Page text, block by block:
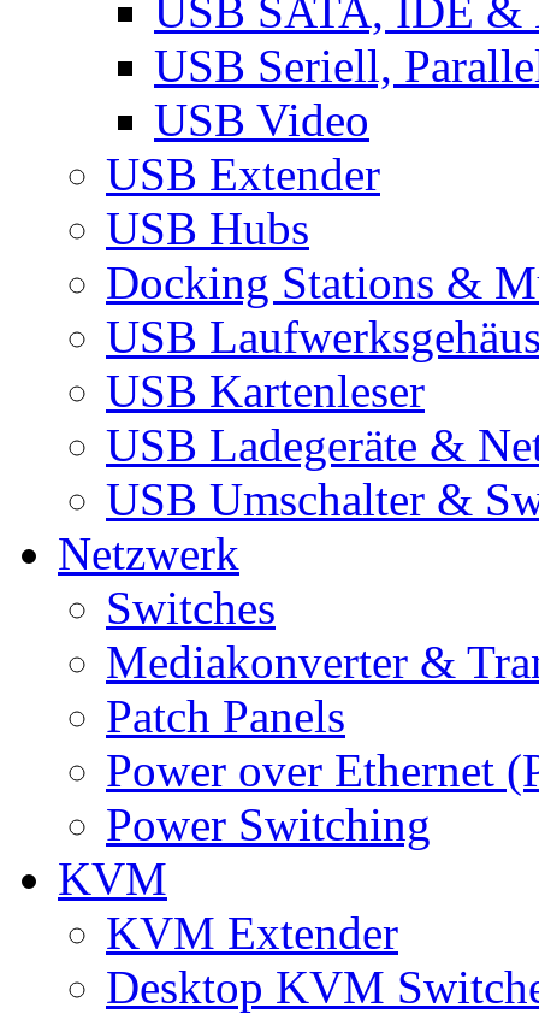
USB SATA, IDE &
USB Seriell,
USB Video
USB Extender
USB Hubs
Docking Stations &
USB
USB Kartenleser
USB Ladegeräte &
USB Umschalter &
Netzwerk
Switches
Mediakonverter &
Patch Panels
Power over Ethernet
Power Switching
KVM
KVM Extender
Desktop KVM